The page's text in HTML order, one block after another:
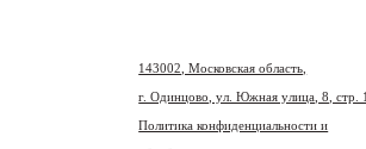
143002, Московская область,
г. Одинцово, ул. Южная улица, 8, стр.
Политика конфиденциальности и